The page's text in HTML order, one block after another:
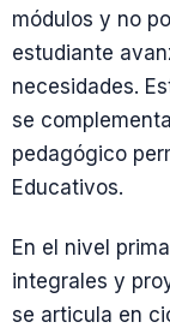
módulos y no
estudiante
necesidades.
se
pedagógico
Educativos.
En el nivel
integrales y
se articula en